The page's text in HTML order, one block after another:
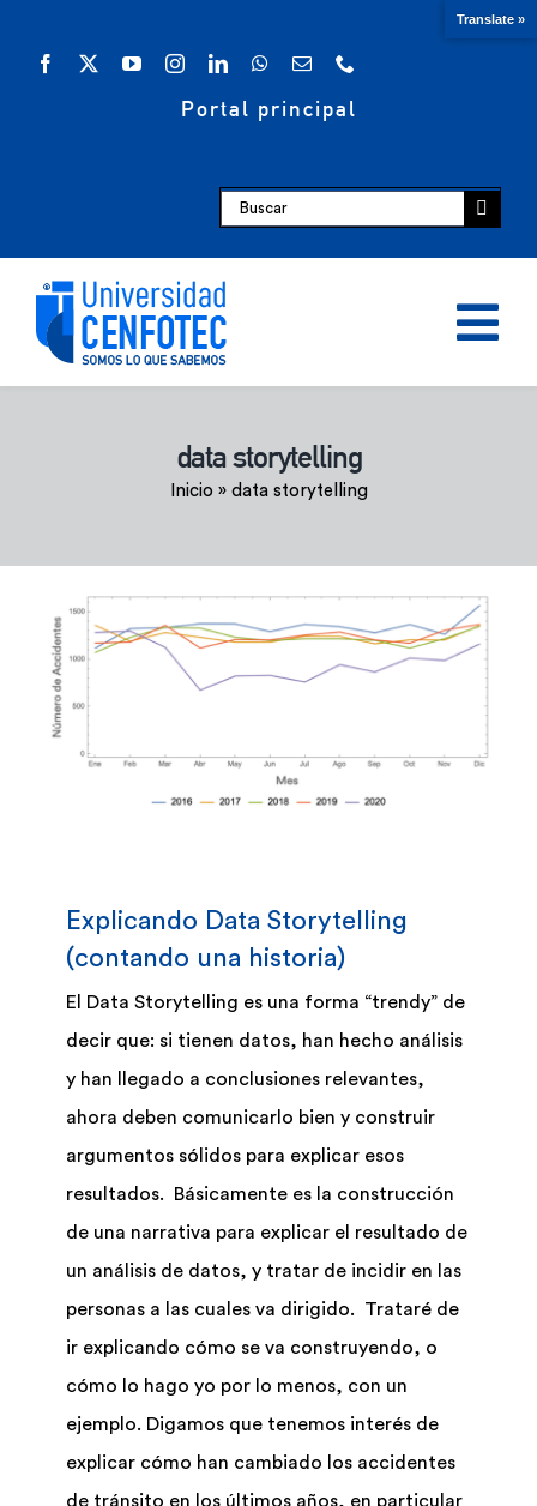
Portal principal
Buscar:
Bienestar Estudiantil
Investigación y Desarrollo
Egresados
Empresas
Biblioteca
data storytelling
Inicio » data storytelling
Explicando Data Storytelling
(contando una historia)
El Data Storytelling es una forma “trendy” de
decir que: si tienen datos, han hecho análisis
y han llegado a conclusiones relevantes,
ahora deben comunicarlo bien y construir
argumentos sólidos para explicar esos
resultados. Básicamente es la construcción
de una narrativa para explicar el resultado de
un análisis de datos, y tratar de incidir en las
personas a las cuales va dirigido. Trataré de
ir explicando cómo se va construyendo, o
cómo lo hago yo por lo menos, con un
ejemplo. Digamos que tenemos interés de
explicar cómo han cambiado los accidentes
de tránsito en los últimos años, en particular
Translate »